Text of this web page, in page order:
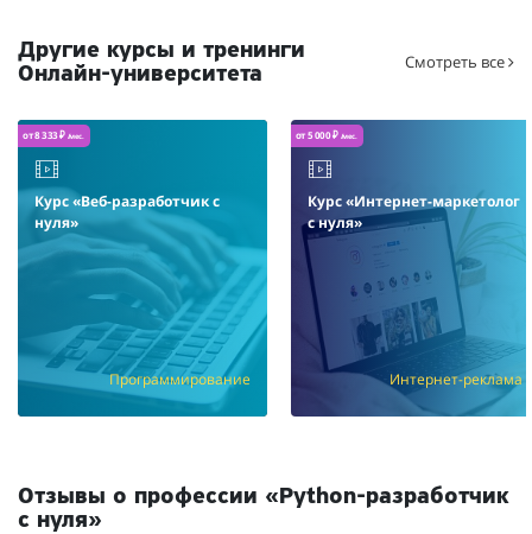
Другие курсы и тренинги
Онлайн-университета
Смотреть все
от 8 333 ₽ /мес.
Курс «Веб-разработчик с
нуля»
Программирование
от 5 000 ₽ /мес.
Курс «Интернет-маркетолог
с нуля»
Интернет-реклама
Отзывы о профессии «Python-разработчик
с нуля»